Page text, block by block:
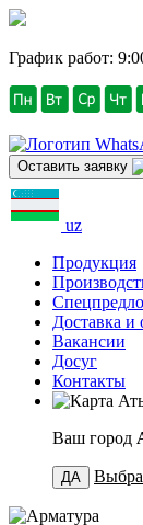
График работ:
Оставить заявку
uz
Продукция
Доставка и
Вакансии
Досуг
Контакты
Ваш город
ДА